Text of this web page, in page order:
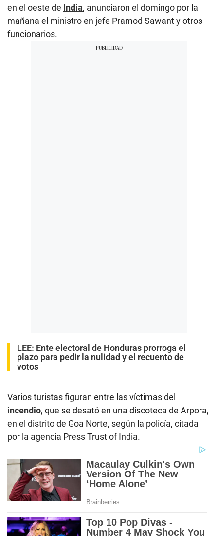
en el oeste de India, anunciaron el domingo por la
mañana el ministro en jefe Pramod Sawant y otros
funcionarios.
LEE: Ente electoral de Honduras prorroga el
plazo para pedir la nulidad y el recuento de
votos
Varios turistas figuran entre las víctimas del
incendio, que se desató en una discoteca de Arpora,
en el distrito de Goa Norte, según la policía, citada
por la agencia Press Trust of India.